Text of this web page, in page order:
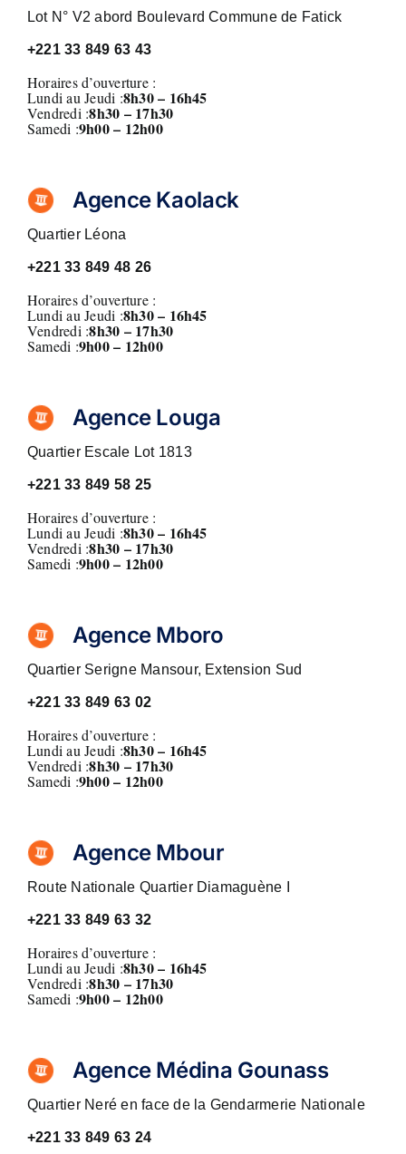
Lot N° V2 abord Boulevard Commune de Fatick
+22133 849 63 43
Horaires d’ouverture :
Lundi au Jeudi :8h30 – 16h45
Vendredi :8h30 – 17h30
Samedi :9h00 – 12h00
Agence Kaolack
Quartier Léona
+22133 849 48 26
Horaires d’ouverture :
Lundi au Jeudi :8h30 – 16h45
Vendredi :8h30 – 17h30
Samedi :9h00 – 12h00
Agence Louga
Quartier Escale Lot 1813
+221 33 849 58 25
Horaires d’ouverture :
Lundi au Jeudi :8h30 – 16h45
Vendredi :8h30 – 17h30
Samedi :9h00 – 12h00
Agence Mboro
Quartier Serigne Mansour, Extension Sud
+22133 849 63 02
Horaires d’ouverture :
Lundi au Jeudi :8h30 – 16h45
Vendredi :8h30 – 17h30
Samedi :9h00 – 12h00
Agence Mbour
Route Nationale Quartier Diamaguène I
+22133 849 63 32
Horaires d’ouverture :
Lundi au Jeudi :8h30 – 16h45
Vendredi :8h30 – 17h30
Samedi :9h00 – 12h00
Agence Médina Gounass
Quartier Neré en face de la Gendarmerie Nationale
+22133 849 63 24